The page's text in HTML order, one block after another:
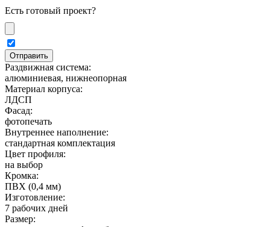
Есть готовый проект?
Раздвижная система:
алюминиевая, нижнеопорная
Материал корпуса:
ЛДСП
Фасад:
фотопечать
Внутреннее наполнение:
стандартная комплектация
Цвет профиля:
на выбор
Кромка:
ПВХ (0,4 мм)
Изготовление:
7 рабочих дней
Размер: